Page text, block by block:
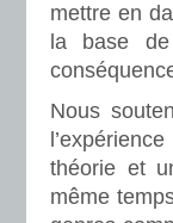
mettre en
la base
Nous
théorie et
même